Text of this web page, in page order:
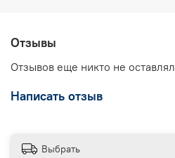
Отзывы
Отзывов еще никто не оставлял
Написать отзыв
Выбрать